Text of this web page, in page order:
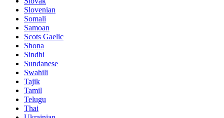
Slovenian
Somali
Samoan
Scots Gaelic
Shona
Sindhi
Sundanese
Swahili
Tajik
Tamil
Telugu
Thai